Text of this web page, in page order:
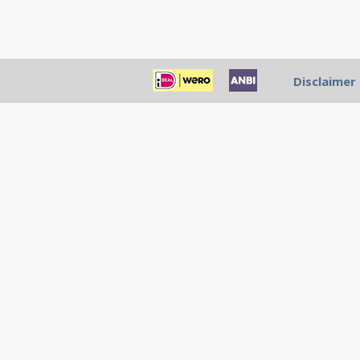
Disclaimer